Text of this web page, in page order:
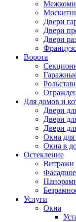
Двери
Двери
Двери
Ворота
Для домов и
Двери
Двери
Двери
Окна для
Окна в
Остекление
Витражи
Услуги
Окна